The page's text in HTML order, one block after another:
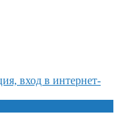
вход в интернет-